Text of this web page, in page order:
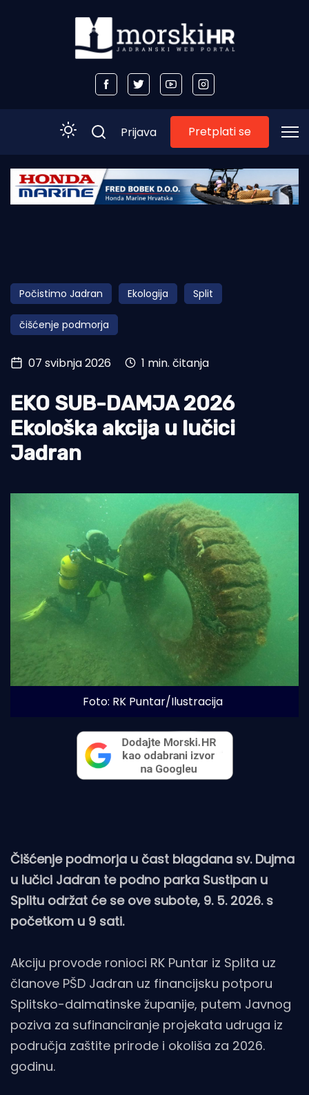
Početna
Obala
Otoci
Turizam i nautika
Pomorstvo
Ekologija
Tradicija i kultura
Prijava Pretplati se
Počistimo Jadran Ekologija Split
čišćenje podmorja
07 svibnja 2026 1 min. čitanja
EKO SUB-DAMJA 2026
Ekološka akcija u lučici
Jadran
Foto: RK Puntar/Ilustracija
Čišćenje podmorja u čast blagdana sv. Dujma
u lučici Jadran te podno parka Sustipan u
Splitu održat će se ove subote, 9. 5. 2026. s
početkom u 9 sati.
Akciju provode ronioci RK Puntar iz Splita uz
članove PŠD Jadran uz financijsku potporu
Splitsko-dalmatinske županije, putem Javnog
poziva za sufinanciranje projekata udruga iz
područja zaštite prirode i okoliša za 2026.
godinu.